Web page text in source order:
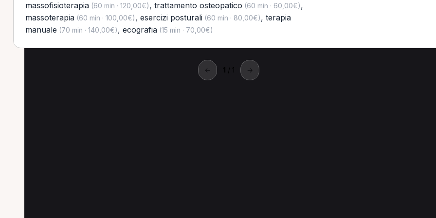
massofisioterapia(60 min · 120,00€), trattamento osteopatico (60 min · 60,00€),
massoterapia(60 min · 100,00€), esercizi posturali(60 min · 80,00€), terapia
manuale (70 min · 140,00€), ecografia(15 min · 70,00€)
← 1 / 1 →